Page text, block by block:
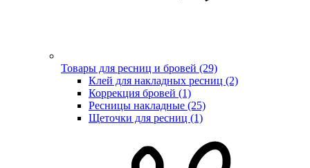
Товары для ресниц и бровей (29)
Клей для накладных ресниц (2)
Коррекция бровей (1)
Ресницы накладные (25)
Щеточки для ресниц (1)